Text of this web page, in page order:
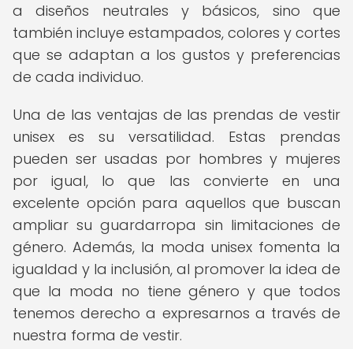
a diseños neutrales y básicos, sino que
también incluye estampados, colores y cortes
que se adaptan a los gustos y preferencias
de cada individuo.
Una de las ventajas de las prendas de vestir
unisex es su versatilidad. Estas prendas
pueden ser usadas por hombres y mujeres
por igual, lo que las convierte en una
excelente opción para aquellos que buscan
ampliar su guardarropa sin limitaciones de
género. Además, la moda unisex fomenta la
igualdad y la inclusión, al promover la idea de
que la moda no tiene género y que todos
tenemos derecho a expresarnos a través de
nuestra forma de vestir.